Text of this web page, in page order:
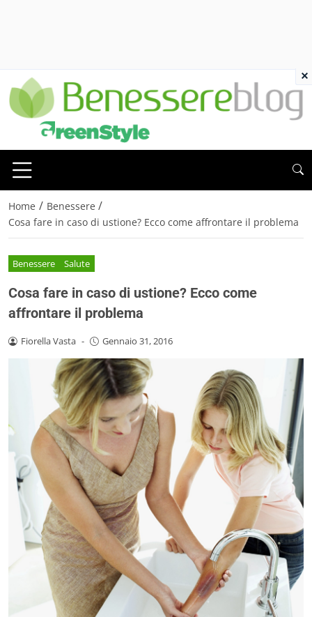
Home / Benessere /
Cosa fare in caso di ustione? Ecco come affrontare il problema
Benessere Salute
Cosa fare in caso di ustione? Ecco come
affrontare il problema
Fiorella Vasta - Gennaio 31, 2016
×